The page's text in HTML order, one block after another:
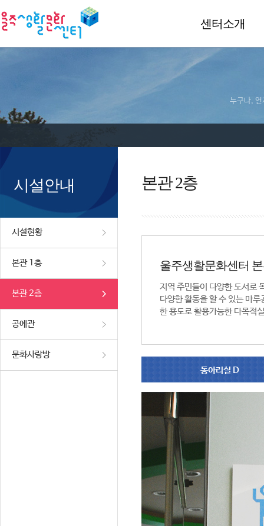
센터소개
누구나, 언
시설안내
시설현황
본관 1층
본관 2층
공예관
문화사랑방
본관 2층
울주생활문화센터
지역 주민들이 다양한 도서로
다양한 활동을 할 수 있는 마
한 용도로 활용가능한 다목적
동아리실 D